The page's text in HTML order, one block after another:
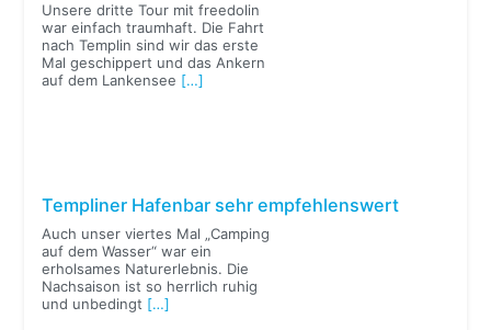
Unsere dritte Tour mit freedolin
war einfach traumhaft. Die Fahrt
nach Templin sind wir das erste
Mal geschippert und das Ankern
auf dem Lankensee […]
Templiner Hafenbar sehr empfehlenswert
Auch unser viertes Mal „Camping
auf dem Wasser“ war ein
erholsames Naturerlebnis. Die
Nachsaison ist so herrlich ruhig
und unbedingt […]